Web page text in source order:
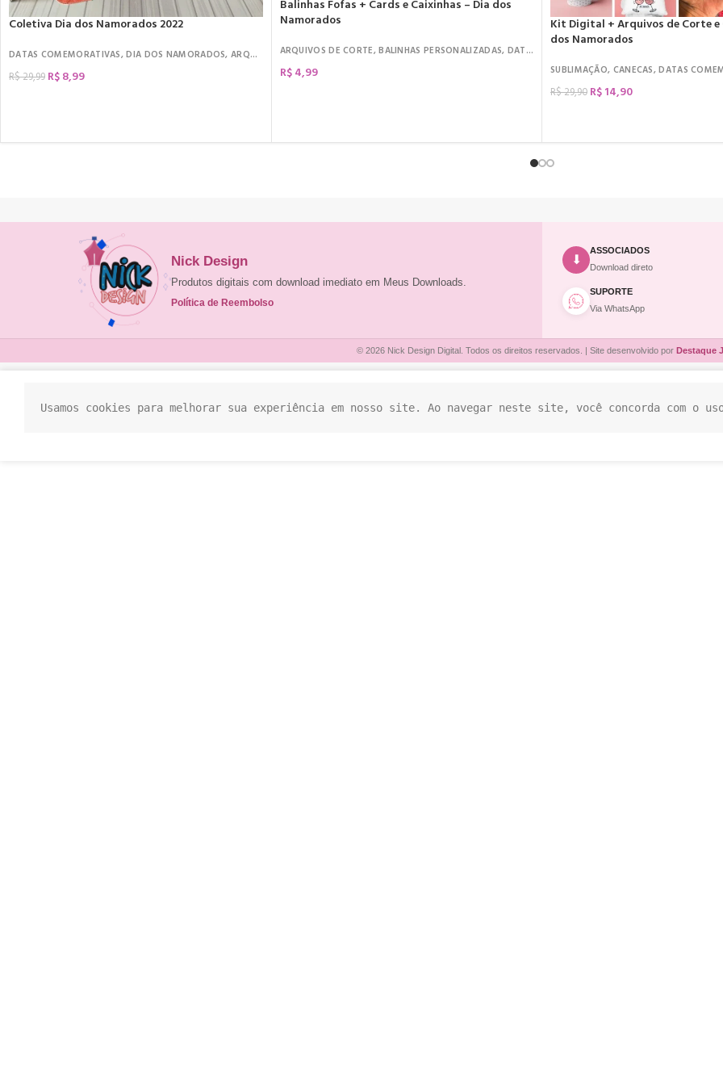
Coletiva Dia dos Namorados 2022
DATAS COMEMORATIVAS,DIA DOS NAMORADOS, ARQUIVOS DE CORTE , KIT CINEMA, KIT DIGITAL
R$29,99 R$8,99
Balinhas Fofas + Cards e Caixinhas – Dia dos
Namorados
ARQUIVOS DE CORTE,BALINHAS PERSONALIZADAS, DATAS COMEMORATIVAS
R$4,99
Kit Digital + Arquivos de Corte e
dos Namorados
SUBLIMAÇÃO, CANECAS,DATAS
R$29,90 R$14,90
Nick Design
Produtos digitais com download imediato em Meus Downloads.
Política de Reembolso
⬇
ASSOCIADOS
Download direto
SUPORTE
Via WhatsApp
© 2026 Nick Design Digital. Todos os direitos reservados. | Site desenvolvido por Destaque
Usamos cookies para melhorar sua experiência em nosso site. Ao navegar neste site, você concorda com o